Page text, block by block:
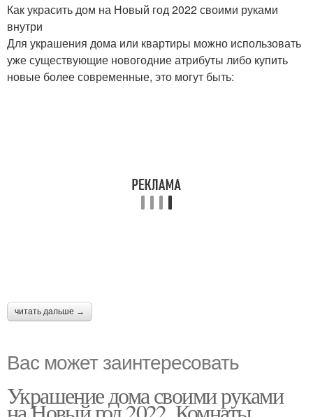
Как украсить дом на Новый год 2022 своими руками
внутри
Для украшения дома или квартиры можно использовать
уже существующие новогодние атрибуты либо купить
новые более современные, это могут быть:
читать дальше →
Вас может заинтересовать
Украшение дома своими руками